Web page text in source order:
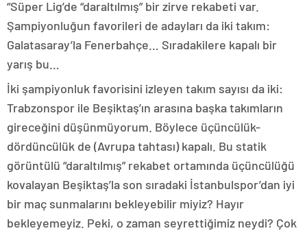
“Süper Lig’de “daraltılmış” bir zirve rekabeti var.
Şampiyonluğun favorileri de adayları da iki takım:
Galatasaray’la Fenerbahçe… Sıradakilere kapalı bir
yarış bu…
İki şampiyonluk favorisini izleyen takım sayısı da iki:
Trabzonspor ile Beşiktaş’ın arasına başka takımların
gireceğini düşünmüyorum. Böylece üçüncülük-
dördüncülük de (Avrupa tahtası) kapalı. Bu statik
görüntülü “daraltılmış” rekabet ortamında üçüncülüğü
kovalayan Beşiktaş’la son sıradaki İstanbulspor’dan iyi
bir maç sunmalarını bekleyebilir miyiz? Hayır
bekleyemeyiz. Peki, o zaman seyrettiğimiz neydi? Çok